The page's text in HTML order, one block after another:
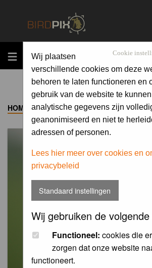
MENU Cookie
Wij plaatsen
verschillende cookies om deze
behoren te laten functioneren en
gebruik van de website te
analytische gegevens zijn
geanonimiseerd en niet te
adressen of personen.
Lees hier meer over cookies en
privacybeleid
Standaard instellingen
Wij gebruiken de
Functioneel: cookies die
zorgen dat onze website
functioneert.
HOME ->ALBUM